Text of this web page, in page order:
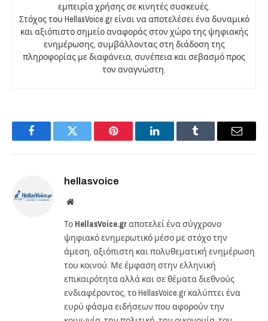
εμπειρία χρήσης σε κινητές συσκευές.
Στόχος του HellasVoice.gr είναι να αποτελέσει ένα δυναμικό
και αξιόπιστο σημείο αναφοράς στον χώρο της ψηφιακής
ενημέρωσης, συμβάλλοντας στη διάδοση της
πληροφορίας με διαφάνεια, συνέπεια και σεβασμό προς
τον αναγνώστη.
FacebookTwitter Pinterest LinkedInTumblr Email
hellasvoice
Website
Το HellasVoice.grαποτελεί ένα σύγχρονο
ψηφιακό ενημερωτικό μέσο με στόχο την
άμεση, αξιόπιστη και πολυθεματική ενημέρωση
του κοινού. Με έμφαση στην ελληνική
επικαιρότητα αλλά και σε θέματα διεθνούς
ενδιαφέροντος, το HellasVoice.gr καλύπτει ένα
ευρύ φάσμα ειδήσεων που αφορούν την